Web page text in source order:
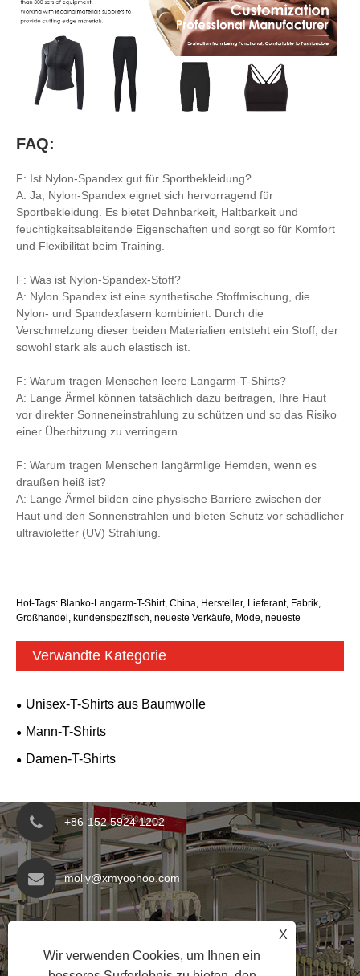
FAQ:
F: Ist Nylon-Spandex gut für Sportbekleidung?
A: Ja, Nylon-Spandex eignet sich hervorragend für
Sportbekleidung. Es bietet Dehnbarkeit, Haltbarkeit und
feuchtigkeitsableitende Eigenschaften und sorgt so für Komfort
und Flexibilität beim Training.
F: Was ist Nylon-Spandex-Stoff?
A: Nylon Spandex ist eine synthetische Stoffmischung, die
Nylon- und Spandexfasern kombiniert. Durch die
Verschmelzung dieser beiden Materialien entsteht ein Stoff, der
sowohl stark als auch elastisch ist.
F: Warum tragen Menschen leere Langarm-T-Shirts?
A: Lange Ärmel können tatsächlich dazu beitragen, Ihre Haut
vor direkter Sonneneinstrahlung zu schützen und so das Risiko
einer Überhitzung zu verringern.
F: Warum tragen Menschen langärmlige Hemden, wenn es
draußen heiß ist?
A: Lange Ärmel bilden eine physische Barriere zwischen der
Haut und den Sonnenstrahlen und bieten Schutz vor schädlicher
ultravioletter (UV) Strahlung.
Hot-Tags: Blanko-Langarm-T-Shirt, China, Hersteller, Lieferant, Fabrik,
Großhandel, kundenspezifisch, neueste Verkäufe, Mode, neueste
Verwandte Kategorie
Unisex-T-Shirts aus Baumwolle
Mann-T-Shirts
Damen-T-Shirts
+86-152 5924 1202
molly@xmyoohoo.com
Nr. 98 Xiangxing Rd, Bezirk Xiang'an, Fujian,
China. 361101
X
Wir verwenden Cookies, um Ihnen ein